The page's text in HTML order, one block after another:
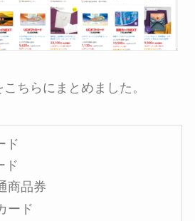
ちらにまとめました。
ド
ド
商品券
ード